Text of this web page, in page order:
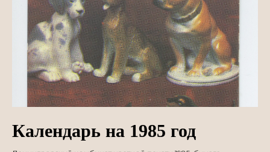
Календарь на 1985 год